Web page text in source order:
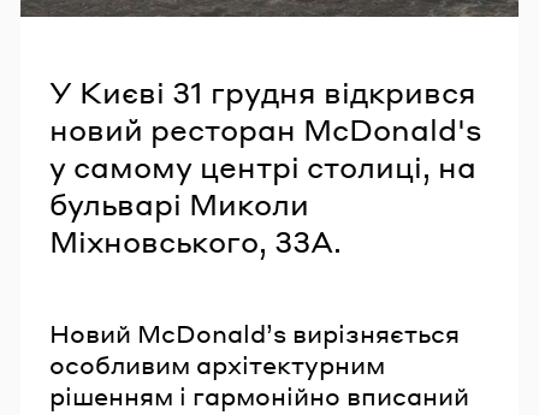
У Києві 31 грудня відкрився
новий ресторан McDonald's
у самому центрі столиці, на
бульварі Миколи
Міхновського, 33А.
Новий McDonald’s вирізняється
особливим архітектурним
рішенням і гармонійно вписаний